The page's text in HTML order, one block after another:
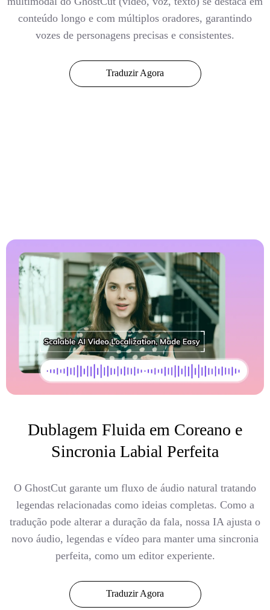
conteúdo longo e com múltiplos oradores, garantindo
vozes de personagens precisas e consistentes.
Traduzir Agora
Dublagem Fluida em Coreano e
Sincronia Labial Perfeita
O GhostCut garante um fluxo de áudio natural tratando
legendas relacionadas como ideias completas. Como a
tradução pode alterar a duração da fala, nossa IA ajusta o
novo áudio, legendas e vídeo para manter uma sincronia
perfeita, como um editor experiente.
Traduzir Agora